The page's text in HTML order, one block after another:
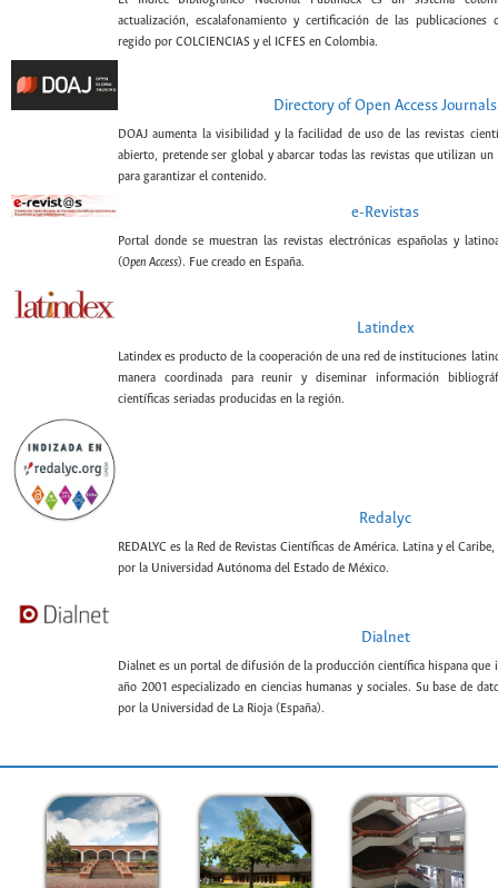
actualización, escalafonamiento y certificación de las publicaciones
regido por COLCIENCIAS y el ICFES en Colombia.
Directory of Open Access Journals
DOAJ aumenta la visibilidad y la facilidad de uso de las revistas
abierto, pretende ser global y abarcar todas las revistas que utilizan
para garantizar el contenido.
e-Revistas
Portal donde se muestran las revistas electrónicas españolas y
(Open Access). Fue creado en España.
Latindex
Latindex es producto de la cooperación de una red de instituciones
manera coordinada para reunir y diseminar información
científicas seriadas producidas en la región.
Redalyc
REDALYC es la Red de Revistas Científicas de América. Latina y el
por la Universidad Autónoma del Estado de México.
Dialnet
Dialnet es un portal de difusión de la producción científica hispana
año 2001 especializado en ciencias humanas y sociales. Su base de
por la Universidad de La Rioja (España).